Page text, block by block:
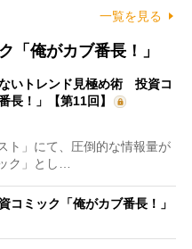
一覧を見る
「俺がカブ番長！」
ないトレンド見極め術 投資コ
長！」【第11回】
ト」にて、圧倒的な情報量が
ク」とし…
ミック「俺がカブ番長！」